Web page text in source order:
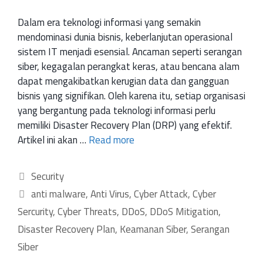
Dalam era teknologi informasi yang semakin
mendominasi dunia bisnis, keberlanjutan operasional
sistem IT menjadi esensial. Ancaman seperti serangan
siber, kegagalan perangkat keras, atau bencana alam
dapat mengakibatkan kerugian data dan gangguan
bisnis yang signifikan. Oleh karena itu, setiap organisasi
yang bergantung pada teknologi informasi perlu
memiliki Disaster Recovery Plan (DRP) yang efektif.
Artikel ini akan … Read more
Security
anti malware,Anti Virus,Cyber Attack,Cyber
Sercurity,Cyber Threats, DDoS, DDoS Mitigation,
Disaster Recovery Plan, Keamanan Siber,Serangan
Siber